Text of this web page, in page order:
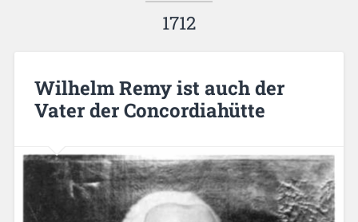
1712
Wilhelm Remy ist auch der
Vater der Concordiahütte